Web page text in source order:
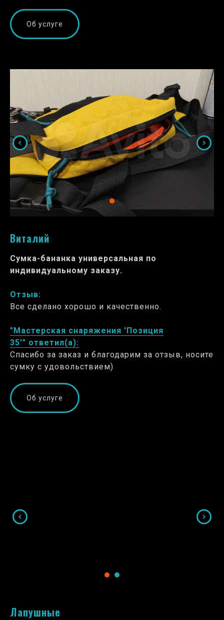
Об услуге
Виталий
Сумка-бананка универсальная по
индивидуальному заказу.
Отзыв:
Все сделано хорошо и качественно.
"Мастерская снаряжения 'Позиция
35'" ответил(а):
Спасибо за заказ и благодарим за отзыв, носите
сумку с удовольствием)
Об услуге
Лапушные